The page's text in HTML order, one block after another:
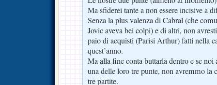
Ma sfiderei tante a non essere incisive a
Senza la plus valenza di Cabral (che
Jovic aveva bei colpi) e di altri, non
paio di acquisti (Parisi Arthur) fatti nella
quest’anno.
Ma alla fine conta buttarla dentro e se noi
una delle loro tre punte, non avremmo la
tre partite.